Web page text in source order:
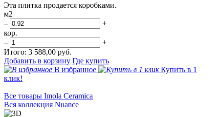
Эта плитка продается коробками.
м2
–
+
кор.
–
+
Итого: 3 588,00 руб.
Добавить в корзину Где купить
В избранное
Купить в 1
клик!
Все товары Imola Ceramica
Вся коллекция Nuance